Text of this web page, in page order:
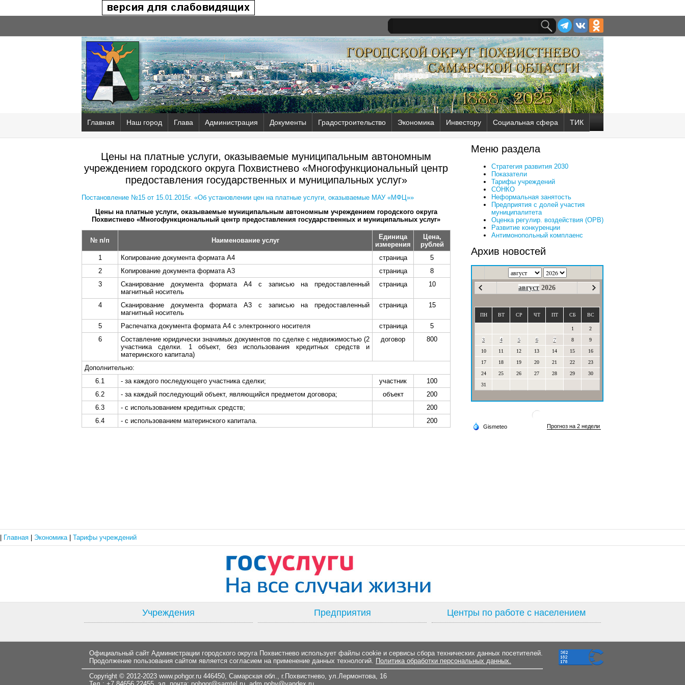
Главная Наш город Глава Администрация Документы Градостроительство Экономика Инвестору Социальная сфера ТИК
Цены на платные услуги, оказываемые муниципальным автономным
учреждением городского округа Похвистнево «Многофункциональный центр
предоставления государственных и муниципальных услуг»
Постановление №15 от 15.01.2015г. «Об установлении цен на платные услуги, оказываемые МАУ «МФЦ»»
Цены на платные услуги, оказываемые муниципальным автономным учреждением городского округа
Похвистнево «Многофункциональный центр предоставления государственных и муниципальных услуг»
№ п/п Наименование услуг
Единица
измерения
Цена,
рублей
1
Копирование документа формата А4 страница
5
2
Копирование документа формата А3 страница
8
3
Сканирование документа формата А4 с записью на предоставленный
магнитный носитель
страница 10
4
Сканирование документа формата А3 с записью на предоставленный
магнитный носитель
страница 15
5 Распечатка документа формата А4 с электронного носителя страница
5
6
Составление юридически значимых документов по сделке с недвижимостью (2
участника сделки. 1 объект, без использования кредитных средств и
материнского капитала)
договор 800
Дополнительно:
6.1
- за каждого последующего участника сделки; участник
100
6.2
- за каждый последующий объект, являющийся предметом договора; объект
200
6.3
- с использованием кредитных средств;
200
6.4
- с использованием материнского капитала. 200
Меню раздела
Стратегия развития 2030
Показатели
Тарифы учреждений
СОНКО
Неформальная занятость
Предприятия с долей участия
муниципалитета
Оценка регулир. воздействия (ОРВ)
Развитие конкуренции
Антимонопольный комплаенс
Архив новостей
август 2026
ПН ВТ СР ЧТ ПТ СБ ВС
1
2
3
4 5 6 7 8
9
10
11 12 13 14 15
16
17
18 19 20 21 22
23
24
25 26 27 28 29
30
31
Главная Экономика Тарифы учреждений
Учреждения Предприятия Центры по работе с населением
Официальный сайт Администрации городского округа Похвистнево использует файлы cookie и сервисы сбора технических данных посетителей.
Продолжение пользования сайтом является согласием на применение данных технологий. Политика обработки персональных данных.
Copyright © 2012-2023 www.pohgor.ru 446450, Самарская обл., г.Похвистнево, ул.Лермонтова, 16